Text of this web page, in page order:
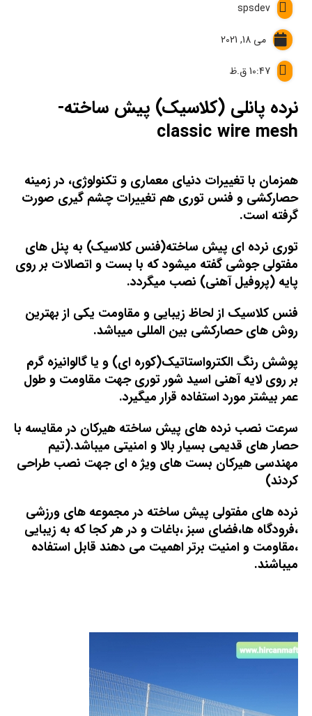
spsdev
می 18, 2021
10:47 ق.ظ
نرده پانلی (کلاسیک) پیش ساخته-
classic wire mesh
همزمان با تغییرات دنیای معماری و تکنولوژی، در زمینه
حصارکشی و فنس توری هم تغییرات چشم گیری صورت
گرفته است.
توری نرده ای پیش ساخته(فنس کلاسیک) به پنل های
مفتولی جوشی گفته میشود که با بست و اتصالات بر روی
پایه (پروفیل آهنی) نصب میگردد.
فنس کلاسیک از لحاظ زیبایی و مقاومت یکی از بهترین
روش های حصارکشی بین المللی میباشد.
پوشش رنگ الکترواستاتیک(کوره ای) و یا گالوانیزه گرم
بر روی لایه آهنی اسید شور توری جهت مقاومت و طول
عمر بیشتر مورد استفاده قرار میگیرد.
سرعت نصب نرده های پیش ساخته هیرکان در مقایسه با
حصار های قدیمی بسیار بالا و امنیتی میباشد.(تیم
مهندسی هیرکان بست های ویژ ه ای جهت نصب طراحی
کردند)
نرده های مفتولی پیش ساخته در مجموعه های ورزشی
،فرودگاه ها،فضای سبز ،باغات و در هر کجا که به زیبایی
،مقاومت و امنیت برتر اهمیت می دهند قابل استفاده
میباشند.